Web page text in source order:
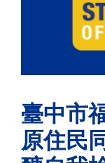
臺中市
原住民